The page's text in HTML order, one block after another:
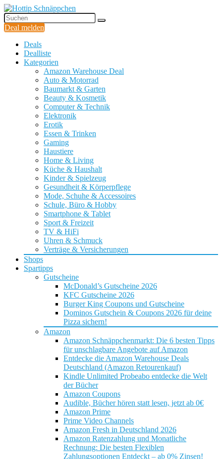
Deal melden
Deals
Dealliste
Kategorien
Amazon Warehouse Deal
Auto & Motorrad
Baumarkt & Garten
Beauty & Kosmetik
Computer & Technik
Elektronik
Erotik
Essen & Trinken
Gaming
Haustiere
Home & Living
Küche & Haushalt
Kinder & Spielzeug
Gesundheit & Körperpflege
Mode, Schuhe & Accessoires
Schule, Büro & Hobby
Smartphone & Tablet
Sport & Freizeit
TV & HiFi
Uhren & Schmuck
Verträge & Versicherungen
Shops
Spartipps
Gutscheine
McDonald’s Gutscheine 2026
KFC Gutscheine 2026
Burger King Coupons und Gutscheine
Dominos Gutschein & Coupons 2026 für deine
Pizza sichern!
Amazon
Amazon Schnäppchenmarkt: Die 6 besten Tipps
für unschlagbare Angebote auf Amazon
Entdecke die Amazon Warehouse Deals
Deutschland (Amazon Retourenkauf)
Kindle Unlimited Probeabo entdecke die Welt
der Bücher
Amazon Coupons
Audible, Bücher hören statt lesen, jetzt ab 0€
Amazon Prime
Prime Video Channels
Amazon Fresh in Deutschland 2026
Amazon Ratenzahlung und Monatliche
Rechnung: Die besten Flexiblen
Zahlungsoptionen Entdeckt – ab 0% Zinsen!